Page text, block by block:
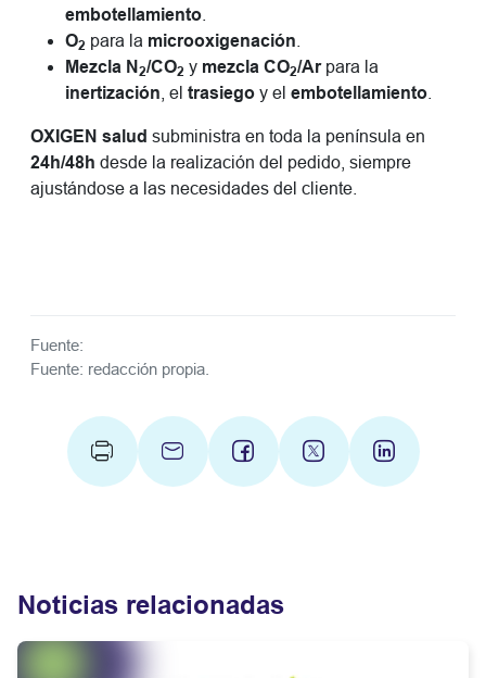
embotellamiento
O2 para la microoxigenación
Mezcla N 2/CO2 y mezcla CO2/Arpara la
inertización , el trasiego y el embotellamiento
OXIGEN salud subministra en toda la península en
24h/48h desde la realización del pedido, siempre
ajustándose a las necesidades del cliente.
Fuente:
Fuente: redacción propia.
Noticias relacionadas